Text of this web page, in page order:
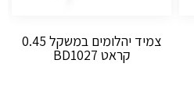
צמיד יהלומים במשקל 0.45
קראט BD1027